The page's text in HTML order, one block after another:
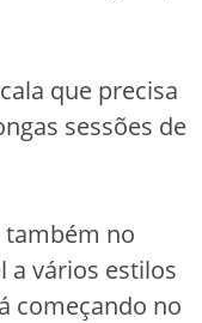
que precisa
sessões de
também no
a vários estilos
começando no